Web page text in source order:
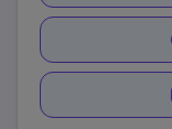
Aceste cookie-
ului. Includ
preferințele
Statistici